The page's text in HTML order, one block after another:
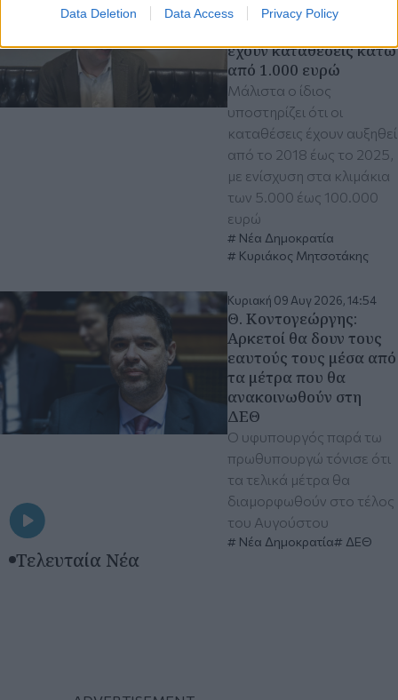
Data Deletion Data Access Privacy Policy
Στατιστική παγίδα ότι 7
έχουν καταθέσεις κάτω
από 1.000 ευρώ
Μάλιστα ο ίδιος
υποστηρίζει ότι οι
καταθέσεις έχουν αυξηθεί
από το 2018 έως το 2025,
με ενίσχυση στα κλιμάκια
των 5.000 έως 100.000
ευρώ
Νέα Δημοκρατία
Κυριάκος Μητσοτάκης
Κυριακή 09 Αυγ 2026, 14:54
Θ. Κοντογεώργης:
Αρκετοί θα δουν τους
εαυτούς τους μέσα από
τα μέτρα που θα
ανακοινωθούν στη
ΔΕΘ
Ο υφυπουργός παρά τω
πρωθυπουργώ τόνισε ότι
τα τελικά μέτρα θα
διαμορφωθούν στο τέλος
του Αυγούστου
Νέα Δημοκρατία ΔΕΘ
Τελευταία Νέα